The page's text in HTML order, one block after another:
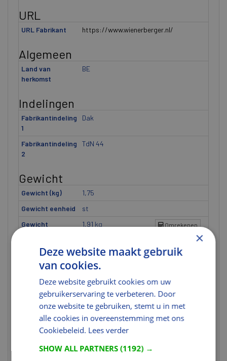
URL
URL Fabrikant https://www.wienerberger.nl/
Algemeen
Land van
herkomst
BE
Indelingen
Fabrikantindeling
1
Dak
Fabrikantindeling
2
TdN 44
Gewicht
Gewicht (kg)
1,75
Gewicht eenheid
st
Gewicht
1,91 kg Omrekenen
Materiaal
Materiaal
Keramiek (Klei)
Grootte
Hele dakpan
Panmodel
TdN 44
Kleur en Oppervlak
Antraciet
Kleurgroep
Wit- en zwarttinten
×
Deze website maakt gebruik
van cookies.
Deze website gebruikt cookies om uw
gebruikerservaring te verbeteren. Door
onze website te gebruiken, stemt u in met
alle cookies in overeenstemming met ons
Cookiebeleid. Lees verder
SHOW ALL PARTNERS(1192) →